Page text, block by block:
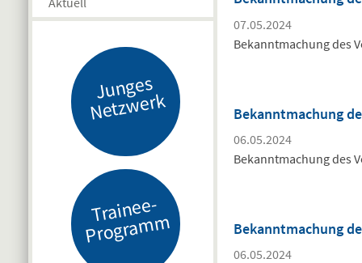
J
u
n
g
es
N
etz
w
er
k
Tr
ai
n
e
e-
Pr
o
gr
a
m
m
07.05.2024
Bekanntmachung des
Bekanntmachung
06.05.2024
Bekanntmachung des
Bekanntmachung
06.05.2024